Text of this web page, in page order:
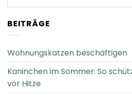
BEITRÄGE
Wohnungskatzen beschäftigen
Kaninchen im Sommer: So
vor Hitze